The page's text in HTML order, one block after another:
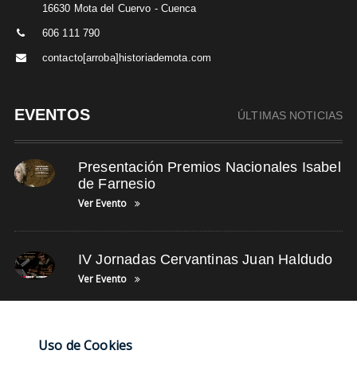
16630 Mota del Cuervo - Cuenca
606 111 790
contacto[arroba]historiademota.com
EVENTOS ÚLTIMAS NOTICIAS
Presentación Premios Nacionales Isabel
de Farnesio
Ver Evento
IV Jornadas Cervantinas Juan Haldudo
Ver Evento
NUBE DE TAGS
Uso de Cookies